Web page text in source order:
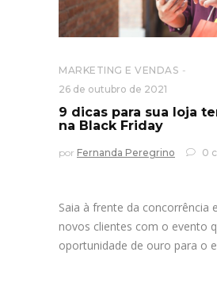
MARKETING E VENDAS
26 de outubro de 2021
9 dicas para sua loja
na Black Friday
por Fernanda Peregrino 0
Saia à frente da concorrência
novos clientes com o evento
oportunidade de ouro para o